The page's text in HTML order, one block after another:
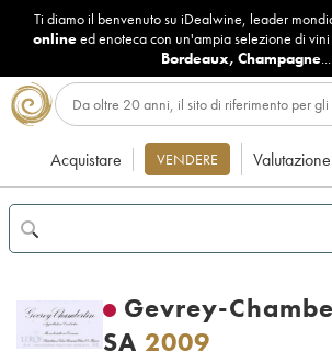
Ti diamo il benvenuto su iDealwine, leader
onlineed enoteca con un'ampia selezione di
Bordeaux, Champagne...
Acquistare VENDERE Valutazione
Gevrey-
SA 2009